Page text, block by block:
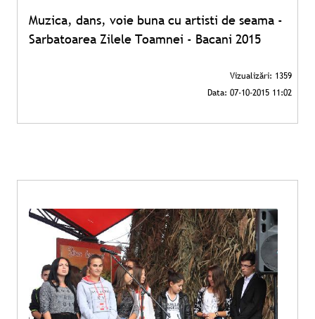
Muzica, dans, voie buna cu artisti de seama -
Sarbatoarea Zilele Toamnei - Bacani 2015